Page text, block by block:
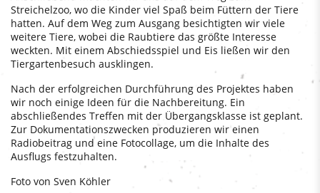
Streichelzoo, wo die Kinder viel Spaß beim Füttern der Tiere
hatten. Auf dem Weg zum Ausgang besichtigten wir viele
weitere Tiere, wobei die Raubtiere das größte Interesse
weckten. Mit einem Abschiedsspiel und Eis ließen wir den
Tiergartenbesuch ausklingen.
Nach der erfolgreichen Durchführung des Projektes haben
wir noch einige Ideen für die Nachbereitung. Ein
abschließendes Treffen mit der Übergangsklasse ist geplant.
Zur Dokumentationszwecken produzieren wir einen
Radiobeitrag und eine Fotocollage, um die Inhalte des
Ausflugs festzuhalten.
Foto von Sven Köhler